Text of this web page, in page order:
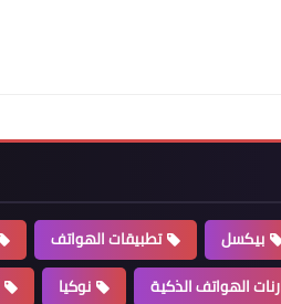
بيكسل تطبيقات الهواتف
الهواتف الذكية نوكيا